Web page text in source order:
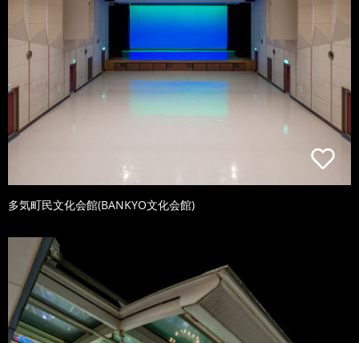
多気町民文化会館(BANKYO文化会館)